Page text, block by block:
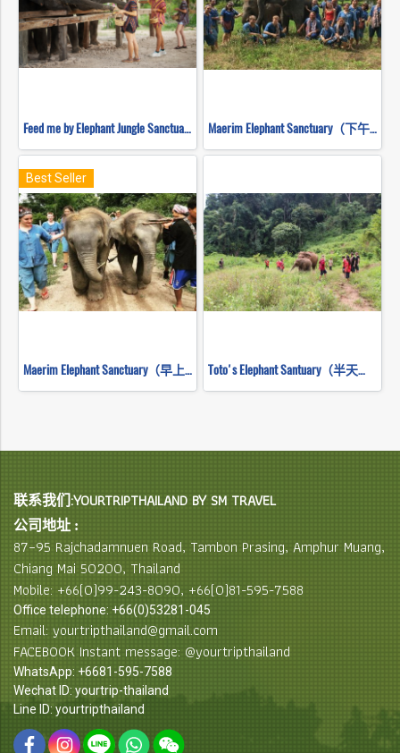
Feed me by Elephant Jungle Sanctuary Maerim Elephant Sanctuary（下午半天）
Best Seller
Maerim Elephant Sanctuary（早上半天） Toto's Elephant Santuary（半天早上）
联系我们:YOURTRIPTHAILAND BY SM TRAVEL
公司地址 :
87–95 Rajchadamnuen Road, Tambon Prasing, Amphur Muang,
Chiang Mai 50200, Thailand
Mobile: +66(0)99-243-8090, +66(0)81-595-7588
Office telephone: +66(0)53281-045
Email: yourtripthailand@gmail.com
FACEBOOK Instant message: @yourtripthailand
WhatsApp: +6681-595-7588
Wechat ID: yourtrip-thailand
Line ID: yourtripthailand